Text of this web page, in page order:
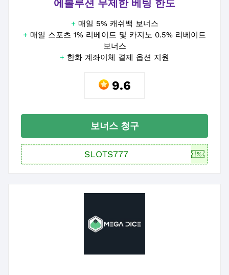
에볼루션 무제한 베팅 한도
+ 매일 5% 캐쉬백 보너스
+ 매일 스포츠 1% 리베이트 및 카지노 0.5% 리베이트
보너스
+ 한화 계좌이체 결제 옵션 지원
9.6
보너스 청구